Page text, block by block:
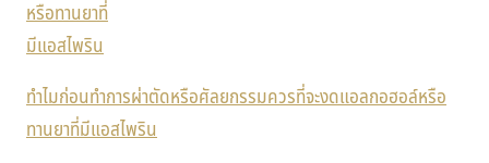
ทำไมก่อนทำการผ่าตัดหรือศัลยกรรมควรที่จะงดแอลกอฮอล์หรือ
ทานยาที่มีแอสไพริน